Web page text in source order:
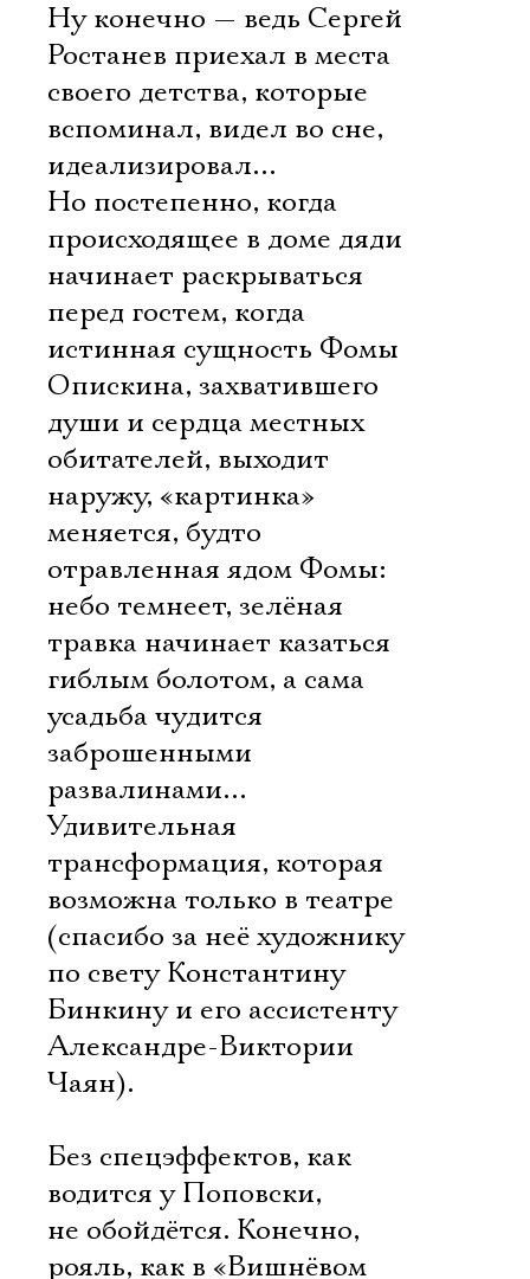
Ну конечно — ведь Сергей
Ростанев приехал в места
своего детства, которые
вспоминал, видел во сне,
идеализировал…
Но постепенно, когда
происходящее в доме дяди
начинает раскрываться
перед гостем, когда
истинная сущность Фомы
Опискина, захватившего
души и сердца местных
обитателей, выходит
наружу, «картинка»
меняется, будто
отравленная ядом Фомы:
небо темнеет, зелёная
травка начинает казаться
гиблым болотом, а сама
усадьба чудится
заброшенными
развалинами…
Удивительная
трансформация, которая
возможна только в театре
(спасибо за неё художнику
по свету Константину
Бинкину и его ассистенту
Александре-Виктории
Чаян).
Без спецэффектов, как
водится у Поповски,
не обойдётся. Конечно,
рояль, как в «Вишнёвом
Электропочта